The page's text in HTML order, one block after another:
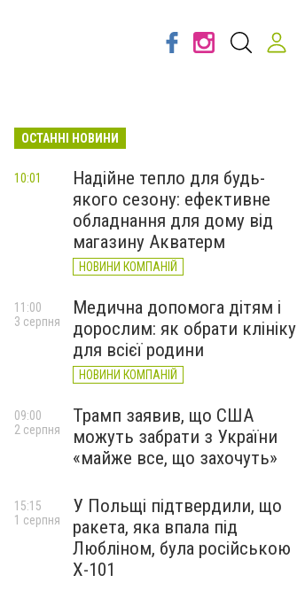
ОСТАННІ НОВИНИ
Надійне тепло для будь-
якого сезону: ефективне
обладнання для дому від
магазину Акватерм
НОВИНИ КОМПАНІЙ
10:01
Медична допомога дітям і
дорослим: як обрати клініку
для всієї родини
НОВИНИ КОМПАНІЙ
11:00
3 серпня
Трамп заявив, що США
можуть забрати з України
«майже все, що захочуть»
09:00
2 серпня
У Польщі підтвердили, що
ракета, яка впала під
Любліном, була російською
Х-101
15:15
1 серпня